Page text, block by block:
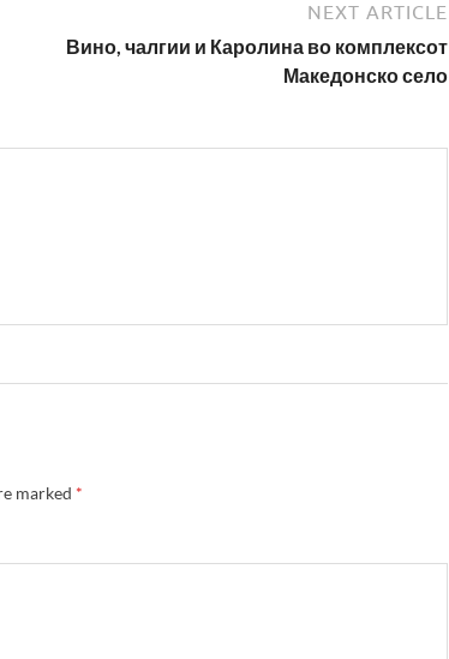
NEXT ARTICLE
Вино, чалгии и Каролина во комплексот
Македонско село
marked *